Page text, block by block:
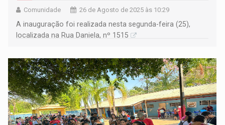
Comunidade 26 de Agosto de 2025 às 10:29
A inauguração foi realizada nesta segunda-feira (25),
localizada na Rua Daniela, nº 1515